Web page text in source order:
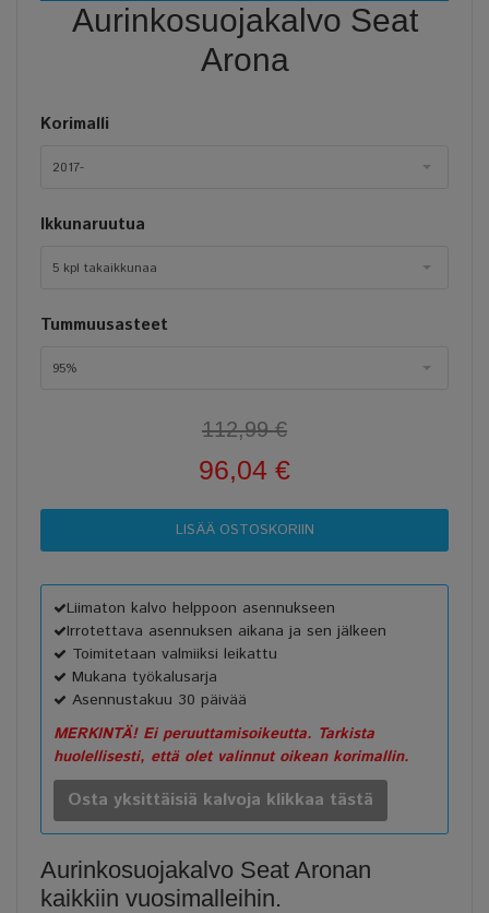
Aurinkosuojakalvo Seat
Arona
Korimalli
2017-
Ikkunaruutua
5 kpl takaikkunaa
Tummuusasteet
95%
112,99 €
96,04 €
Liimaton kalvo helppoon asennukseen
Irrotettava asennuksen aikana ja sen jälkeen
Toimitetaan valmiiksi leikattu
Mukana työkalusarja
Asennustakuu 30 päivää
MERKINTÄ! Ei peruuttamisoikeutta. Tarkista
huolellisesti, että olet valinnut oikean korimallin.
Osta yksittäisiä kalvoja klikkaa tästä
Aurinkosuojakalvo Seat Aronan
kaikkiin vuosimalleihin.